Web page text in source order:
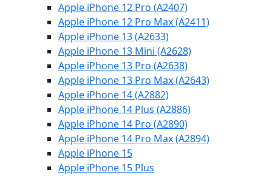
Apple iPhone 12 Pro (A2407)
Apple iPhone 12 Pro Max (A2411)
Apple iPhone 13 (A2633)
Apple iPhone 13 Mini (A2628)
Apple iPhone 13 Pro (A2638)
Apple iPhone 13 Pro Max (A2643)
Apple iPhone 14 (A2882)
Apple iPhone 14 Plus (A2886)
Apple iPhone 14 Pro (A2890)
Apple iPhone 14 Pro Max (A2894)
Apple iPhone 15
Apple iPhone 15 Plus